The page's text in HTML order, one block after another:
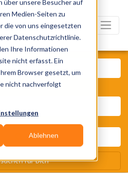
über unsere Besucher auf
Medien-Seiten zu
die von uns eingesetzten
Datenschutzrichtlinie.
Ihre Informationen
nicht erfasst. Ein
Browser gesetzt, um
nicht nachverfolgt
Ablehnen
Was? Künstler, Zelte, Bands,
für Dich